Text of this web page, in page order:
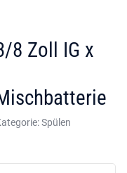
8 Zoll IG x
Spülen